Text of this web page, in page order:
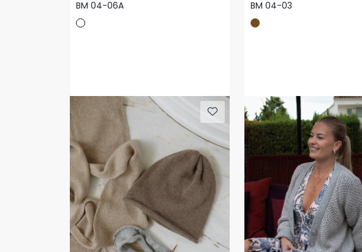
BM 04-06A BM 04-03